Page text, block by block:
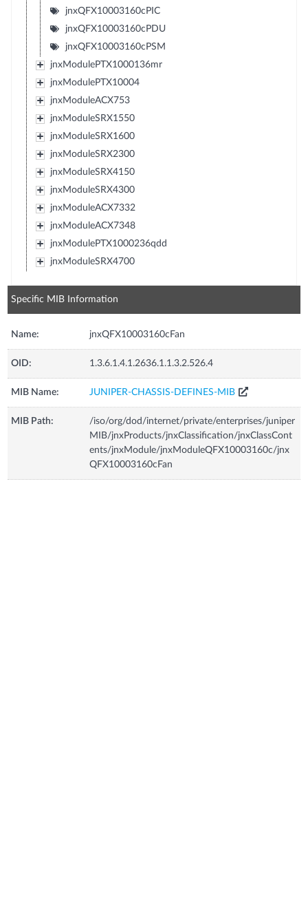
jnxQFX10003160cPIC
jnxQFX10003160cPDU
jnxQFX10003160cPSM
jnxModulePTX1000136mr
jnxModulePTX10004
jnxModuleACX753
jnxModuleSRX1550
jnxModuleSRX1600
jnxModuleSRX2300
jnxModuleSRX4150
jnxModuleSRX4300
jnxModuleACX7332
jnxModuleACX7348
jnxModulePTX1000236qdd
jnxModuleSRX4700
Specific MIB Information
Name: jnxQFX10003160cFan
OID: 1.3.6.1.4.1.2636.1.1.3.2.526.4
MIB Name: JUNIPER-CHASSIS-DEFINES-MIB
MIB Path:
/iso/org/dod/internet/private/enterprises/juniper
MIB/jnxProducts/jnxClassification/jnxClassCont
ents/jnxModule/jnxModuleQFX10003160c/jnx
QFX10003160cFan